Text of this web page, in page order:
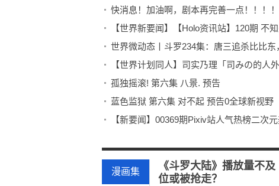
快消息！加油啊，剧本再完善一点！！！！
世界微动态丨斗罗234集：唐三追杀比比
【世界计划同人】司实乃理「司みの的人
孤独摇滚! 第六集 八景. 预告
蓝色监狱 第六集 对不起 预告0全球新视野
漫画集
《斗罗大陆》播放量不
位或被抢走？